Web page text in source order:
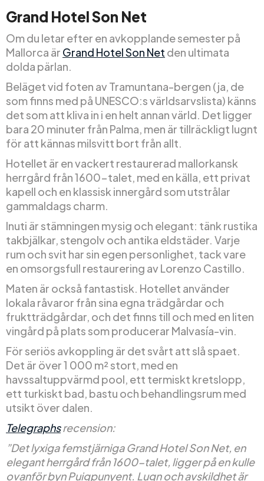
Grand Hotel Son Net
Om du letar efter en avkopplande semester på
Mallorca är Grand Hotel Son Net den ultimata
dolda pärlan.
Beläget vid foten av Tramuntana-bergen (ja, de
som finns med på UNESCO:s världsarvslista) känns
det som att kliva in i en helt annan värld. Det ligger
bara 20 minuter från Palma, men är tillräckligt lugnt
för att kännas milsvitt bort från allt.
Hotellet är en vackert restaurerad mallorkansk
herrgård från 1600-talet, med en källa, ett privat
kapell och en klassisk innergård som utstrålar
gammaldags charm.
Inuti är stämningen mysig och elegant: tänk rustika
takbjälkar, stengolv och antika eldstäder. Varje
rum och svit har sin egen personlighet, tack vare
en omsorgsfull restaurering av Lorenzo Castillo.
Maten är också fantastisk. Hotellet använder
lokala råvaror från sina egna trädgårdar och
fruktträdgårdar, och det finns till och med en liten
vingård på plats som producerar Malvasía-vin.
För seriös avkoppling är det svårt att slå spaet.
Det är över 1 000 m² stort, med en
havssaltuppvärmd pool, ett termiskt kretslopp,
ett turkiskt bad, bastu och behandlingsrum med
utsikt över dalen.
Telegraphsrecension:
”Det lyxiga femstjärniga Grand Hotel Son Net, en
elegant herrgård från 1600-talet, ligger på en kulle
ovanför byn Puigpunyent. Lugn och avskildhet är